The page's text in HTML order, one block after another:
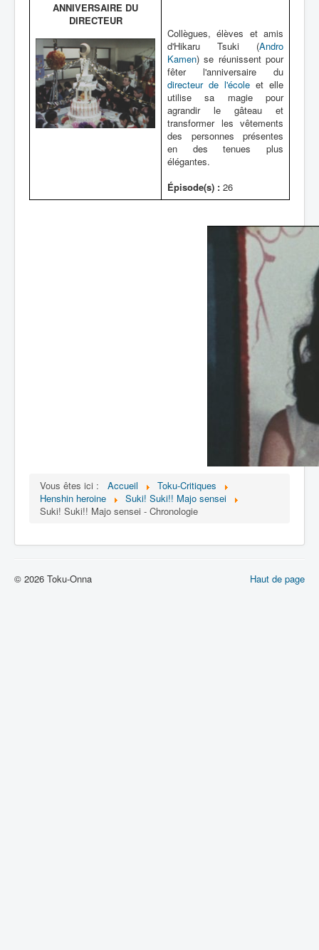
ANNIVERSAIRE DU
DIRECTEUR
Collègues, élèves et amis
d'Hikaru Tsuki (Andro
Kamen) se réunissent pour
fêter l'anniversaire du
directeur de l'école et elle
utilise sa magie pour
agrandir le gâteau et
transformer les vêtements
des personnes présentes
en des tenues plus
élégantes.
Épisode(s) : 26
Vous êtes ici : Accueil
Toku-Critiques
Henshin heroine
Suki! Suki!! Majo sensei
Suki! Suki!! Majo sensei - Chronologie
Haut de page
© 2026 Toku-Onna